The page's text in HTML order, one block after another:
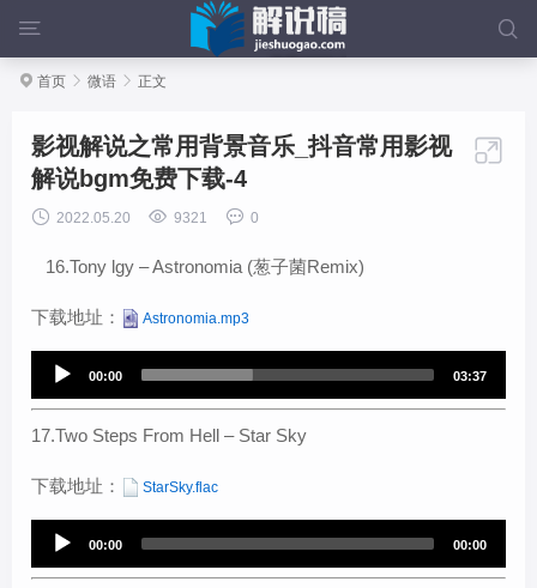
 
 首页  微语  正文

影视解说之常用背景音乐_抖音常用影视
解说bgm免费下载-4
 2022.05.20  9321  0
16.Tony lgy – Astronomia (葱子菌Remix)
下载地址： Astronomia.mp3
u
d
o
00:00 03:37
17.Two Steps From Hell – Star Sky
下载地址： StarSky.flac
u
00:00 00:00